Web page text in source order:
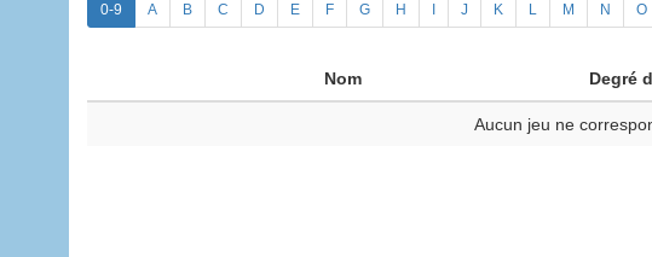
0-9 A B C D E F G H J K L M N O
Nom Degré
Aucun jeu ne